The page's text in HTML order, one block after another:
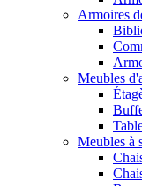
Armoires
Meubles
Meubles à